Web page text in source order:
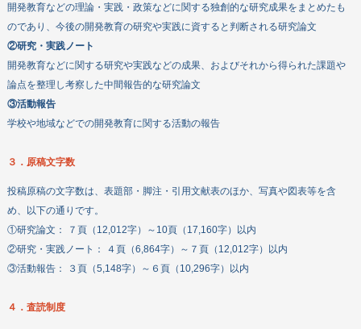
開発教育などの理論・実践・政策などに関する独創的な研究成果をまとめたも
のであり、今後の開発教育の研究や実践に資すると判断される研究論文
②研究・実践ノート
開発教育などに関する研究や実践などの成果、およびそれから得られた課題や
論点を整理し考察した中間報告的な研究論文
③活動報告
学校や地域などでの開発教育に関する活動の報告
３．原稿文字数
投稿原稿の文字数は、表題部・脚注・引用文献表のほか、写真や図表等を含
め、以下の通りです。
①研究論文： ７頁（12,012字）～10頁（17,160字）以内
②研究・実践ノート： ４頁（6,864字）～７頁（12,012字）以内
③活動報告： ３頁（5,148字）～６頁（10,296字）以内
４．査読制度